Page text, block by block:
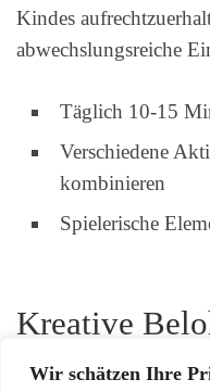
Wir schätzen Ihre
Kindes
abwechslungsreiche
Täglich 10-15
Verschiedene
kombinieren
Spielerische
Kreative
motivieren